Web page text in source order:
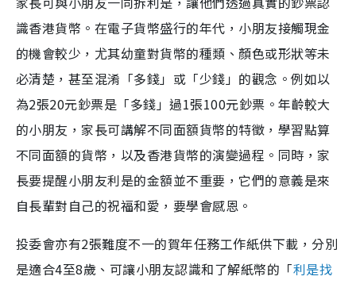
識香港貨幣。在電子貨幣盛行的年代，小朋友接觸現金
的機會較少，尤其幼童對貨幣的種類、顏色或形狀等未
必清楚，甚至混淆「多錢」或「少錢」的觀念。例如以
為2張20元鈔票是「多錢」過1張100元鈔票。年齡較大
的小朋友，家長可講解不同面額貨幣的特徵，學習點算
不同面額的貨幣，以及香港貨幣的演變過程。同時，家
長要提醒小朋友利是的金額並不重要，它們的意義是來
自長輩對自己的祝福和愛，要學會感恩。
投委會亦有2張難度不一的賀年任務工作紙供下載，分別
是適合4至8歲、可讓小朋友認識和了解紙幣的「利是找